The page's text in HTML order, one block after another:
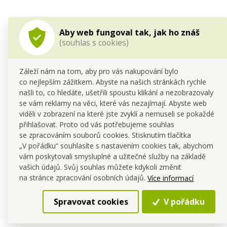
Aby web fungoval tak, jak ho znáš
(souhlas s cookies)
Záleží nám na tom, aby pro vás nakupování bylo
co nejlepším zážitkem. Abyste na našich stránkách rychle
našli to, co hledáte, ušetřili spoustu klikání a nezobrazovaly
se vám reklamy na věci, které vás nezajímají. Abyste web
viděli v zobrazení na které jste zvyklí a nemuseli se pokaždé
přihlašovat. Proto od vás potřebujeme souhlas
se zpracováním souborů cookies. Stisknutím tlačítka
„V pořádku“ souhlasíte s nastavením cookies tak, abychom
vám poskytovali smysluplné a užitečné služby na základě
vašich údajů. Svůj souhlas můžete kdykoli změnit
na stránce zpracování osobních údajů.Více informací
Spravovat cookies V pořádku
Neutralizátor kuchyňských pachů s probiotiky | Ideální na
odpadkové koše | DEOTEX® STINK SPRAY | 250 ml
Cena pro tebe
249,00 Kč
Do kočáru